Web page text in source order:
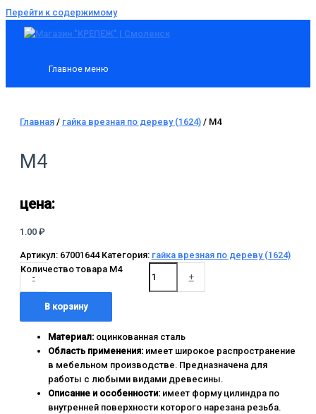
Перейти к содержимому
Главное меню
Главная/ гайка врезная по дереву (1624)/ М4
М4
цена:
1.00 ₽
Артикул: 67001644 Категория: гайка врезная по дереву (1624)
-
Количество товара М4
+
В корзину
Материал:оцинкованная сталь
Область применения:имеет широкое распространение
в мебельном производстве. Предназначена для
работы с любыми видами древесины.
Описание и особенности:имеет форму цилиндра по
внутренней поверхности которого нарезана резьба.